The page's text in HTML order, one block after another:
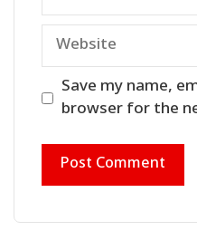
Website
Save my name,
browser for the